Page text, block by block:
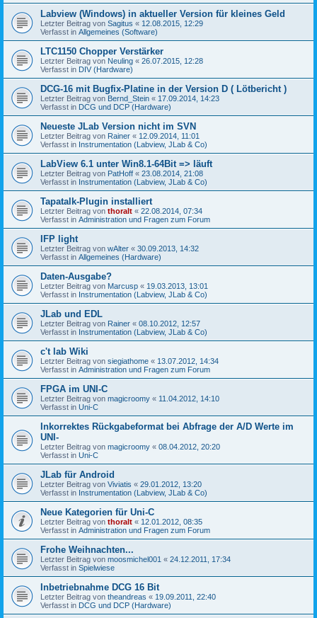
Labview (Windows) in aktueller Version für kleines Geld
Letzter Beitrag von Sagitus « 12.08.2015, 12:29
Verfasst in Allgemeines (Software)
LTC1150 Chopper Verstärker
Letzter Beitrag von Neuling « 26.07.2015, 12:28
Verfasst in DIV (Hardware)
DCG-16 mit Bugfix-Platine in der Version D ( Lötbericht )
Letzter Beitrag von Bernd_Stein « 17.09.2014, 14:23
Verfasst in DCG und DCP (Hardware)
Neueste JLab Version nicht im SVN
Letzter Beitrag von Rainer « 12.09.2014, 11:01
Verfasst in Instrumentation (Labview, JLab & Co)
LabView 6.1 unter Win8.1-64Bit => läuft
Letzter Beitrag von PatHoff « 23.08.2014, 21:08
Verfasst in Instrumentation (Labview, JLab & Co)
Tapatalk-Plugin installiert
Letzter Beitrag von thoralt « 22.08.2014, 07:34
Verfasst in Administration und Fragen zum Forum
IFP light
Letzter Beitrag von wAlter « 30.09.2013, 14:32
Verfasst in Allgemeines (Hardware)
Daten-Ausgabe?
Letzter Beitrag von Marcusp « 19.03.2013, 13:01
Verfasst in Instrumentation (Labview, JLab & Co)
JLab und EDL
Letzter Beitrag von Rainer « 08.10.2012, 12:57
Verfasst in Instrumentation (Labview, JLab & Co)
c't lab Wiki
Letzter Beitrag von siegiathome « 13.07.2012, 14:34
Verfasst in Administration und Fragen zum Forum
FPGA im UNI-C
Letzter Beitrag von magicroomy « 11.04.2012, 14:10
Verfasst in Uni-C
Inkorrektes Rückgabeformat bei Abfrage der A/D Werte im
UNI-
Letzter Beitrag von magicroomy « 08.04.2012, 20:20
Verfasst in Uni-C
JLab für Android
Letzter Beitrag von Viviatis « 29.01.2012, 13:20
Verfasst in Instrumentation (Labview, JLab & Co)
Neue Kategorien für Uni-C
Letzter Beitrag von thoralt « 12.01.2012, 08:35
Verfasst in Administration und Fragen zum Forum
Frohe Weihnachten...
Letzter Beitrag von moosmichel001 « 24.12.2011, 17:34
Verfasst in Spielwiese
Inbetriebnahme DCG 16 Bit
Letzter Beitrag von theandreas « 19.09.2011, 22:40
Verfasst in DCG und DCP (Hardware)